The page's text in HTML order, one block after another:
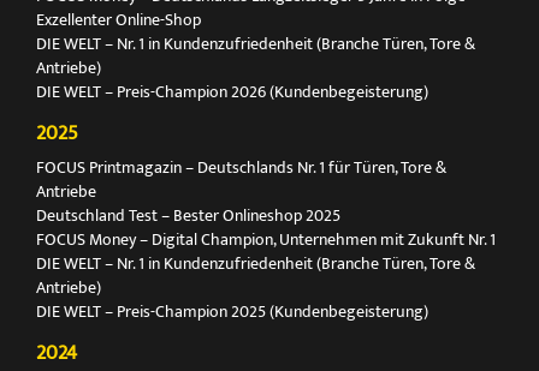
Exzellenter Online-Shop
DIE WELT – Nr. 1 in Kundenzufriedenheit (Branche Türen, Tore &
Antriebe)
DIE WELT – Preis-Champion 2026 (Kundenbegeisterung)
2025
FOCUS Printmagazin – Deutschlands Nr. 1 für Türen, Tore &
Antriebe
Deutschland Test – Bester Onlineshop 2025
FOCUS Money – Digital Champion, Unternehmen mit Zukunft Nr. 1
DIE WELT – Nr. 1 in Kundenzufriedenheit (Branche Türen, Tore &
Antriebe)
DIE WELT – Preis-Champion 2025 (Kundenbegeisterung)
2024